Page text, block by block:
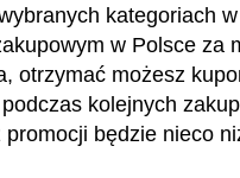
kategoriach w
w Polsce za
otrzymać możesz
kolejnych
będzie nieco